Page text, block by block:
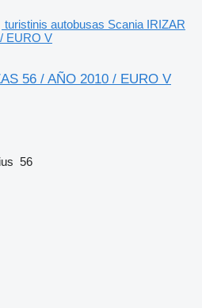
turistinis autobusas Scania IRIZAR
EURO V
56 / AÑO 2010 / EURO V
56